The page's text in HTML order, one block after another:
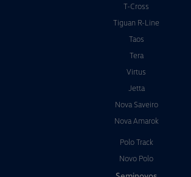
T-Cross
Tiguan R-Line
Taos
Tera
Virtus
Jetta
Nova Saveiro
Nova Amarok
Polo Track
Novo Polo